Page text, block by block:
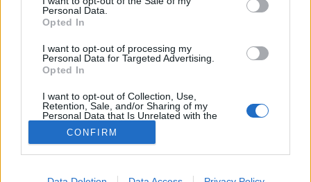
Personal Data.
Opted In
I want to opt-out of processing my
Personal Data for Targeted Advertising.
Opted In
I want to opt-out of Collection, Use,
Retention, Sale, and/or Sharing of my
Personal Data that Is Unrelated with the
Purposes for which it was collected.
Opted Out
CONFIRM
Szívroham
Szívroham